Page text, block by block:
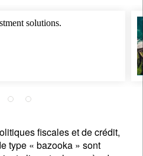
solutions.
fiscales et de crédit,
type « bazooka » sont